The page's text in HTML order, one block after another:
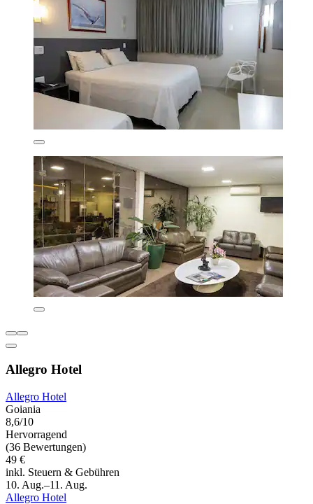
Allegro Hotel
Allegro Hotel
Goiania
8,6/10
Hervorragend
(36 Bewertungen)
49 €
inkl. Steuern & Gebühren
10. Aug.–11. Aug.
Allegro Hotel